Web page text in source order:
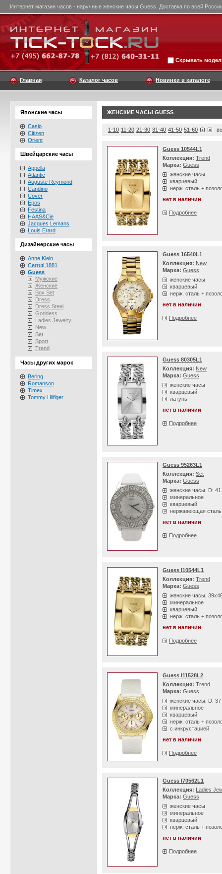
Интернет магазин часов - наручные женские часы Guess. Доставка по всей
Скрывать
Главная Каталог часов Новинки в каталоге
Японские часы
Casio
Citizen
Orient
Швейцарские часы
Appella
Atlantic
Auguste Reymond
Candino
Cover
Epos
Festina
HAAS&Cie
Jacques Lemans
Louis Erard
Дизайнерские часы
Anne Klein
Cerruti 1881
Guess
Мужские
Женские
Box Set
Dress
Dress Steel
Goddess
Ladies Jewelry
New
Set
Sport
Trend
Часы других марок
Bering
Romanson
Timex
Tommy Hilfiger
ЖЕНСКИЕ ЧАСЫ GUESS
1-10 11-20 21-30 31-40 41-50 51-60
Guess 10544L1
Коллекция: Trend
Марка: Guess
женские часы
кварцевый
нерж. сталь +
нет в наличии
Подробнее
Guess 16540L1
Коллекция: New
Марка: Guess
женские часы
кварцевый
нерж. сталь +
нет в наличии
Подробнее
Guess 80305L1
Коллекция: New
Марка: Guess
женские часы
кварцевый
латунь
нет в наличии
Подробнее
Guess 95263L1
Коллекция: Set
Марка: Guess
женские часы, D:
минеральное
кварцевый
нержавеющая сталь
нет в наличии
Подробнее
Guess I10544L1
Коллекция: Trend
Марка: Guess
женские часы,
минеральное
кварцевый
нерж. сталь +
нет в наличии
Подробнее
Guess I11528L2
Коллекция: Trend
Марка: Guess
женские часы, D:
минеральное
кварцевый
нерж. сталь +
с инкрустацией
нет в наличии
Подробнее
Guess I70562L1
Коллекция: Ladies
Марка: Guess
женские часы
минеральное
кварцевый
нерж. сталь +
нет в наличии
Подробнее